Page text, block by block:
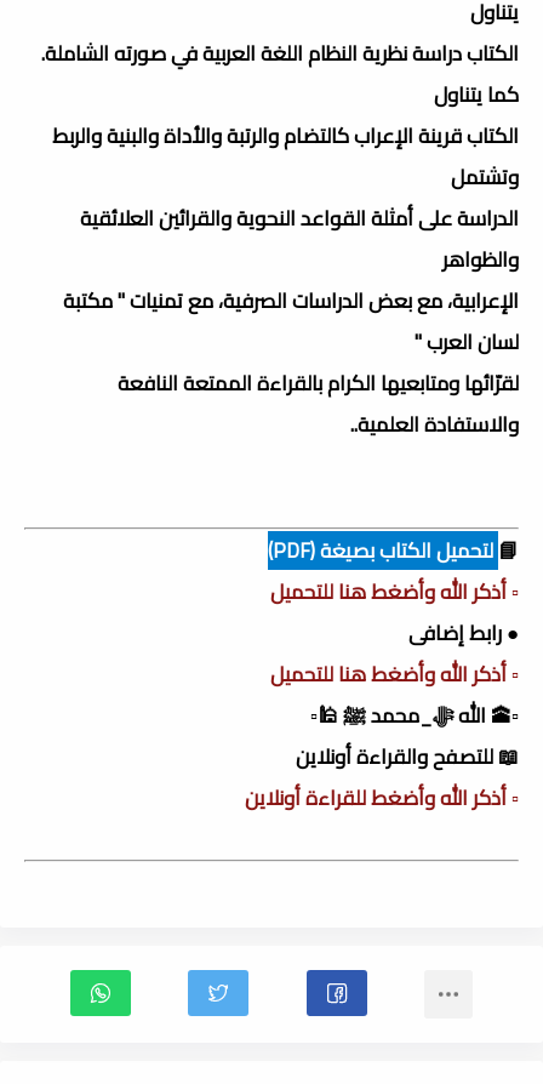
يتناول
الكتاب دراسة نظرية النظام اللغة العربية في صورته الشاملة.
كما يتناول
الكتاب قرينة الإعراب كالتضام والرتبة والأداة والبنية والربط
وتشتمل
الدراسة على أمثلة القواعد النحوية والقرائين العلائقية
والظواهر
الإعرابية، مع بعض الدراسات الصرفية، مع تمنيات " مكتبة
لسان العرب "
لقرّائها ومتابعيها الكرام بالقراءة الممتعة النافعة
والاستفادة العلمية..
📘لتحميل الكتاب بصيغة (PDF)
▫️ أذكر الله وأضغط هنا للتحميل
● رابط إضافى
▫️ أذكر الله وأضغط هنا للتحميل
▫️🕋 الله ﷻ_محمد ﷺ 🕌▫️
📖 للتصفح والقراءة أونلاين
▫️ أذكر الله وأضغط للقراءة أونلاين